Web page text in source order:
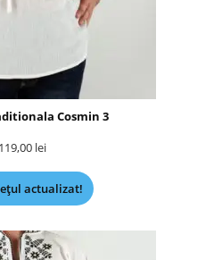
Cosmin 3
119,00 lei
actualizat!